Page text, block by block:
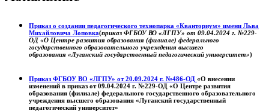
Приказ о создании педагогического технопарка «Кванториум» имени Льва
Михайловича Лоповка(приказ ФГБОУ ВО «ЛГПУ» от 09.04.2024 г. №229-
ОД «О Центре развития образования (филиале) федерального
государственного образовательного учреждения высшего
образования «Луганский государственный педагогический университет»)
Приказ ФГБОУ ВО «ЛГПУ» от 20.09.2024 г. №486-ОД «О внесении
изменений в приказ от 09.04.2024 г. №229-ОД «О Центре развития
образования (филиале) федерального государственного образовательного
учреждения высшего образования «Луганский государственный
педагогический университет»